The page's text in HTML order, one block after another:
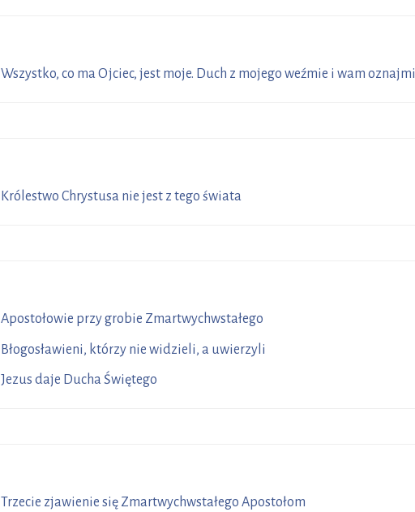
Wszystko, co ma Ojciec, jest moje. Duch z mojego weźmie i wam oznajmi
Królestwo Chrystusa nie jest z tego świata
Apostołowie przy grobie Zmartwychwstałego
Błogosławieni, którzy nie widzieli, a uwierzyli
Jezus daje Ducha Świętego
Trzecie zjawienie się Zmartwychwstałego Apostołom